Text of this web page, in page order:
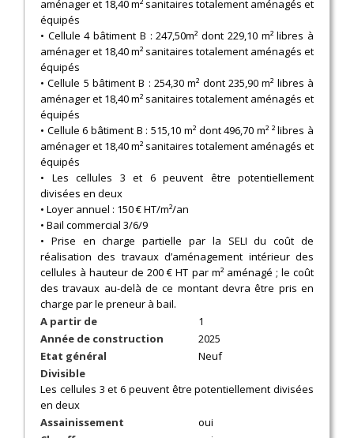
aménager et 18,40 m² sanitaires totalement aménagés et
équipés
• Cellule 4 bâtiment B : 247,50m² dont 229,10 m² libres à
aménager et 18,40 m² sanitaires totalement aménagés et
équipés
• Cellule 5 bâtiment B : 254,30 m² dont 235,90 m² libres à
aménager et 18,40 m² sanitaires totalement aménagés et
équipés
• Cellule 6 bâtiment B : 515,10 m² dont 496,70 m² ² libres à
aménager et 18,40 m² sanitaires totalement aménagés et
équipés
• Les cellules 3 et 6 peuvent être potentiellement
divisées en deux
• Loyer annuel : 150 € HT/m²/an
• Bail commercial 3/6/9
• Prise en charge partielle par la SELI du coût de
réalisation des travaux d’aménagement intérieur des
cellules à hauteur de 200 € HT par m² aménagé ; le coût
des travaux au-delà de ce montant devra être pris en
charge par le preneur à bail.
A partir de
1
Année de construction
2025
Etat général
Neuf
Divisible
Les cellules 3 et 6 peuvent être potentiellement divisées
en deux
Assainissement
oui